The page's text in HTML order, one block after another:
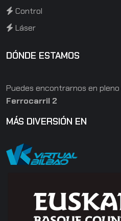
Lava
Control
Láser
DÓNDE ESTAMOS
Puedes encontrarnos en
Ferrocarril 2
MÁS DIVERSIÓN EN